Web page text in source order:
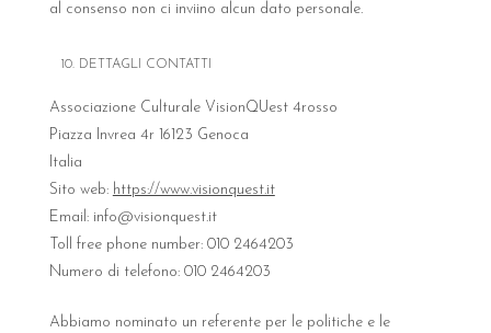
al consenso non ci inviino alcun dato personale.
10. DETTAGLI CONTATTI
Associazione Culturale VisionQUest 4rosso
Piazza Invrea 4r 16123 Genoca
Italia
Sito web: https://www.visionquest.it
Email: info@visionquest.it
Toll free phone number: 010 2464203
Numero di telefono: 010 2464203
Abbiamo nominato un referente per le politiche e le